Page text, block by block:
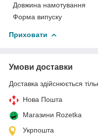
Довжина намотування
Форма випуску
Приховати
Умови доставки
Доставка здійснюється
Нова Пошта
Магазини Rozetka
Укрпошта